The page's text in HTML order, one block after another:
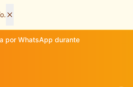
por WhatsApp durante